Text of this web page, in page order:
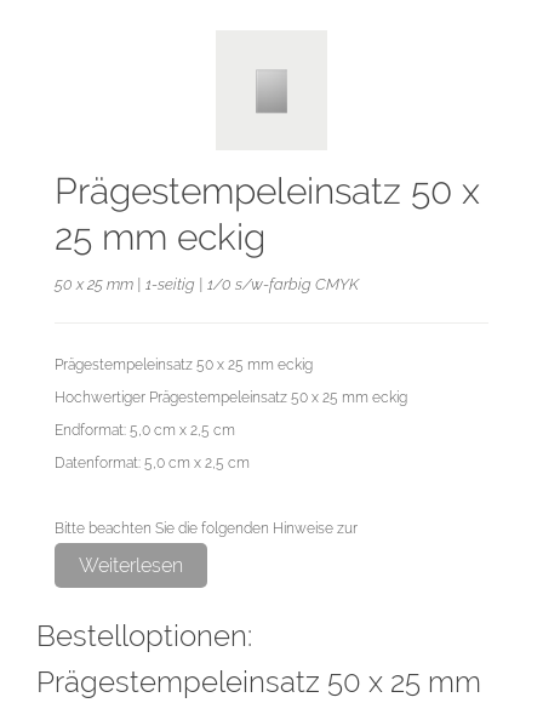
Prägestempeleinsatz 50 x
25 mm eckig
50 x 25 mm | 1-seitig | 1/0 s/w-farbig CMYK
Prägestempeleinsatz 50 x 25 mm eckig
Hochwertiger Prägestempeleinsatz 50 x 25 mm eckig
Endformat: 5,0 cm x 2,5 cm
Datenformat: 5,0 cm x 2,5 cm
Bitte beachten Sie die folgenden Hinweise zur
Druckdatenerstellung:
sollen, müssen mit 100 % schwarz angelegt und als Vektordatei
Motiv-Elementen bitte mit mindestens 1 pt (Punkt/0,353 mm)
Weiterlesen
Bestelloptionen:
Prägestempeleinsatz 50 x 25 mm